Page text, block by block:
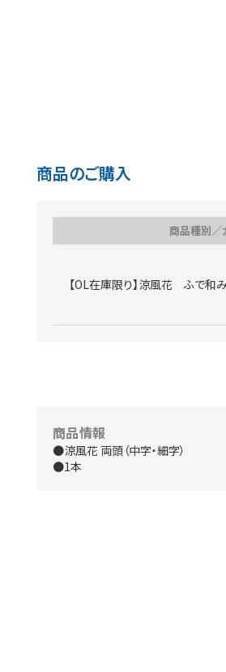
商品のご購入
商品種別／
【OL在庫限り】涼風花 ふで
商品情報
●涼風花 両頭（中字・細字）
●1本